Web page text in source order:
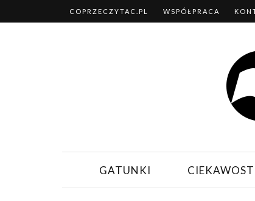
COPRZECZYTAC.PL WSPÓŁPRACA
GATUNKI